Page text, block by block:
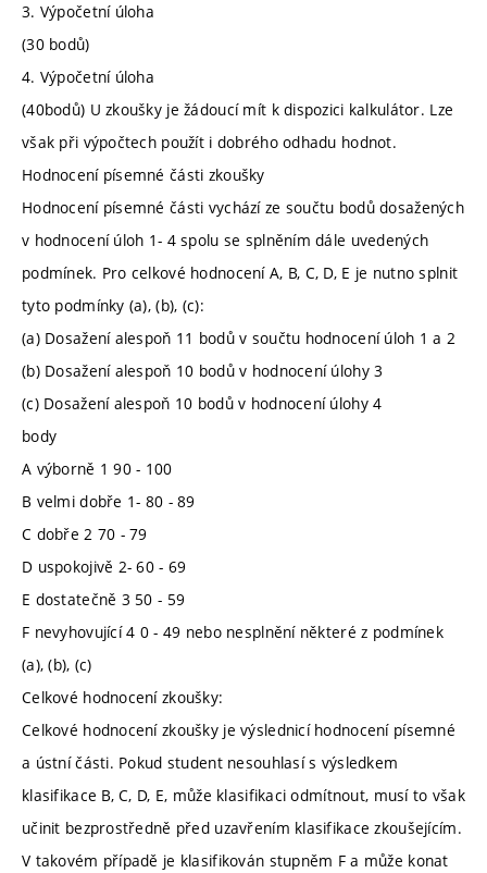
3. Výpočetní úloha
(30 bodů)
4. Výpočetní úloha
(40bodů) U zkoušky je žádoucí mít k dispozici kalkulátor. Lze
však při výpočtech použít i dobrého odhadu hodnot.
Hodnocení písemné části zkoušky
Hodnocení písemné části vychází ze součtu bodů dosažených
v hodnocení úloh 1- 4 spolu se splněním dále uvedených
podmínek. Pro celkové hodnocení A, B, C, D, E je nutno splnit
tyto podmínky (a), (b), (c):
(a) Dosažení alespoň 11 bodů v součtu hodnocení úloh 1 a 2
(b) Dosažení alespoň 10 bodů v hodnocení úlohy 3
(c) Dosažení alespoň 10 bodů v hodnocení úlohy 4
body
A výborně 1 90 - 100
B velmi dobře 1- 80 - 89
C dobře 2 70 - 79
D uspokojivě 2- 60 - 69
E dostatečně 3 50 - 59
F nevyhovující 4 0 - 49 nebo nesplnění některé z podmínek
(a), (b), (c)
Celkové hodnocení zkoušky:
Celkové hodnocení zkoušky je výslednicí hodnocení písemné
a ústní části. Pokud student nesouhlasí s výsledkem
klasifikace B, C, D, E, může klasifikaci odmítnout, musí to však
učinit bezprostředně před uzavřením klasifikace zkoušejícím.
V takovém případě je klasifikován stupněm F a může konat